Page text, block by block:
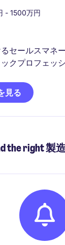
- 1500万円
セールスマネ
クプロフェッ
既存のクライア
大に貢献してい
見る
the right 製